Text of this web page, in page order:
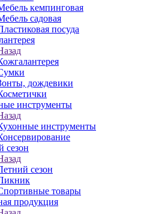
кемпинговая
садовая
посуда
дождевики
инструменты
инструменты
сезон
сезон
товары
продукция